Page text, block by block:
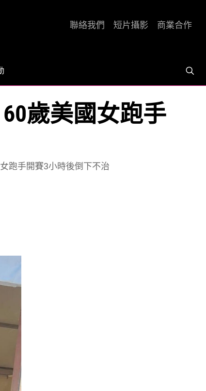
聯絡我們 短片攝影 商業合作
歲美國女跑手
跑手開賽3小時後倒下不治